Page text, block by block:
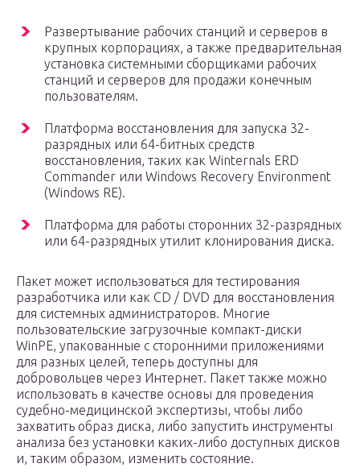
Развертывание рабочих станций и серверов в
крупных корпорациях, а также предварительная
установка системными сборщиками рабочих
станций и серверов для продажи конечным
пользователям.
Платформа восстановления для запуска 32-
разрядных или 64-битных средств
восстановления, таких как Winternals ERD
Commander или Windows Recovery Environment
(Windows RE).
Платформа для работы сторонних 32-разрядных
или 64-разрядных утилит клонирования диска.
Пакет может использоваться для тестирования
разработчика или как CD / DVD для восстановления
для системных администраторов. Многие
пользовательские загрузочные компакт-диски
WinPE, упакованные с сторонними приложениями
для разных целей, теперь доступны для
добровольцев через Интернет. Пакет также можно
использовать в качестве основы для проведения
судебно-медицинской экспертизы, чтобы либо
захватить образ диска, либо запустить инструменты
анализа без установки каких-либо доступных дисков
и, таким образом, изменить состояние.